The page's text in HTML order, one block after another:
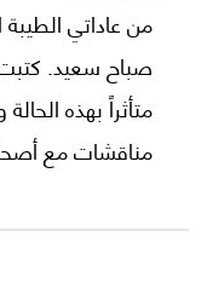
من عاداتي
صباح سعيد.
متأثراً بهذه
مناقشات مع
على أرض